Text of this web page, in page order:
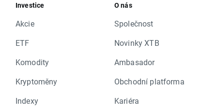
Investice
Akcie
ETF
Komodity
Kryptoměny
Indexy
O nás
Společnost
Novinky XTB
Ambasador
Obchodní platforma
Kariéra